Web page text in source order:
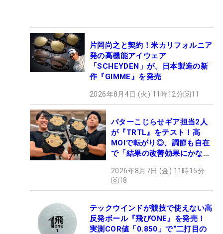
片岡尚之と契約！米カリフォルニア
発の高機能アイウェア
「SCHEYDEN」が、日本製造の新
作『GIMME』を発売
2026年8月4日 (火) 11時12分 11
パターこじらせギア担当2人
が『TRTL』をテスト！高
MOIで転がり◎、調節も自在
で「結果の改善効果にかなり
2026年8月7日 (金) 11時15分
18
テックウインドが競技で使えない高
反発ボール『飛びONE』を発売！
実測COR値「0.850」で“二打目の